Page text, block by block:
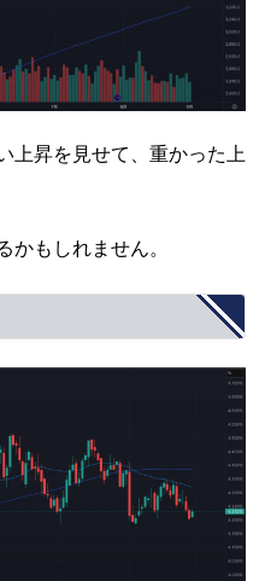
上昇を見せて、重かった上
かもしれません。